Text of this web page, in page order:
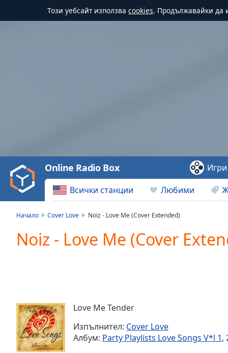
Този уебсайт използва cookies. Продължавайки да
Video
Play
Backward
Skip
Current
Time0:00
Stream
LIVE
Seek to
live,
currently
Всички станции Любими
Online Radio Box Игри
Начало Cover Love Noiz - Love Me (Cover Extended)
Noiz - Love Me (Cover
Love Me Tender
Изпълнител: Cover Love
Албум: Party Playlists Love Songs V*l 1,